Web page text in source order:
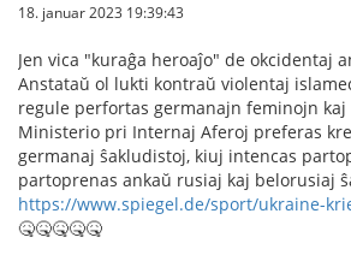
18. januar 2023 19:39:43
Jen vica "kuraĝa heroaĵo" de okcidentaj
Anstataŭ ol lukti kontraŭ violentaj
regule perfortas germanajn feminojn
Ministerio pri Internaj Aferoj preferas
germanaj ŝakludistoj, kiuj intencas
partoprenas ankaŭ rusiaj kaj belorusiaj
https://www.spiegel.de/sport/ukraine-
🤒🤒🤒🤒🤒